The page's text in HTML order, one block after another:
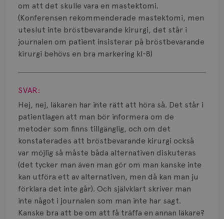
om att det skulle vara en mastektomi.
(Konferensen rekommenderade mastektomi, men
uteslut inte bröstbevarande kirurgi, det står i
journalen om patient insisterar på bröstbevarande
kirurgi behövs en bra markering kl-8)
Visa svar
SVAR:
Hej, nej, läkaren har inte rätt att höra så. Det står i
patientlagen att man bör informera om de
metoder som finns tillgänglig, och om det
konstaterades att bröstbevarande kirurgi också
var möjlig så måste båda alternativen diskuteras
(det tycker man även man gör om man kanske inte
kan utföra ett av alternativen, men då kan man ju
förklara det inte går). Och självklart skriver man
inte något i journalen som man inte har sagt.
Kanske bra att be om att få träffa en annan läkare?
Läkemedel
Typ av bröstcancer
Smärta
Risker
Spridd bröstcancer
Strålning
Vätska